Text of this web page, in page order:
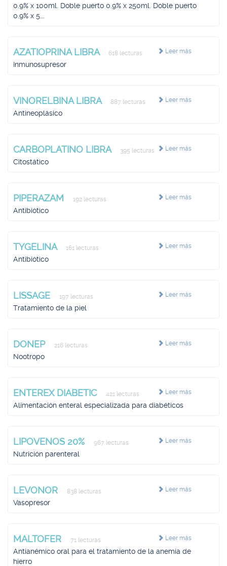
0.9% x 100ml. Doble puerto 0.9% x 250ml. Doble puerto
0.9% x 5...
Leer más
AZATIOPRINA LIBRA 618 lecturas
Inmunosupresor
Leer más
VINORELBINA LIBRA 887 lecturas
Antineoplásico
Leer más
CARBOPLATINO LIBRA 395 lecturas
Citostático
Leer más
PIPERAZAM 192 lecturas
Antibiótico
Leer más
TYGELINA 161 lecturas
Antibiótico
Leer más
LISSAGE 197 lecturas
Tratamiento de la piel
Leer más
DONEP 216 lecturas
Nootropo
Leer más
ENTEREX DIABETIC 421 lecturas
Alimentación enteral especializada para diabéticos
Leer más
LIPOVENOS 20% 967 lecturas
Nutrición parenteral
Leer más
LEVONOR 838 lecturas
Vasopresor
Leer más
MALTOFER 71 lecturas
Antianémico oral para el tratamiento de la anemia de
hierro